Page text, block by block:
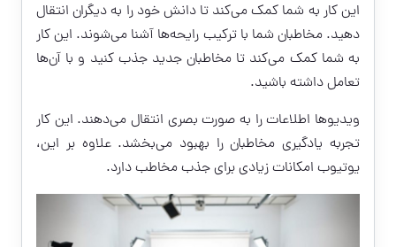
این کار به شما کمک می‌کند تا دانش خود را به دیگران انتقال
دهید. مخاطبان شما با ترکیب رایحه‌ها آشنا می‌شوند. این کار
به شما کمک می‌کند تا مخاطبان جدید جذب کنید و با آن‌ها
تعامل داشته باشید.
ویدیوها اطلاعات را به صورت بصری انتقال می‌دهند. این کار
تجربه یادگیری مخاطبان را بهبود می‌بخشد. علاوه بر این،
یوتیوب امکانات زیادی برای جذب مخاطب دارد.